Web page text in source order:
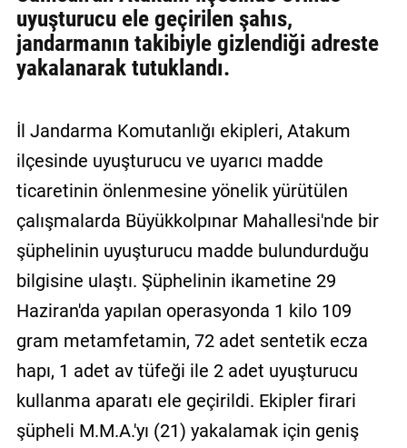
BİZE
ULAŞIN
İletişim
Gizlilik
Politikası
uyuşturucu ele geçirilen şahıs,
jandarmanın takibiyle gizlendiği adreste
yakalanarak tutuklandı.
İl Jandarma Komutanlığı ekipleri, Atakum
ilçesinde uyuşturucu ve uyarıcı madde
ticaretinin önlenmesine yönelik yürütülen
çalışmalarda Büyükkolpınar Mahallesi'nde bir
şüphelinin uyuşturucu madde bulundurduğu
bilgisine ulaştı. Şüphelinin ikametine 29
Haziran'da yapılan operasyonda 1 kilo 109
gram metamfetamin, 72 adet sentetik ecza
hapı, 1 adet av tüfeği ile 2 adet uyuşturucu
kullanma aparatı ele geçirildi. Ekipler firari
şüpheli M.M.A.'yı (21) yakalamak için geniş